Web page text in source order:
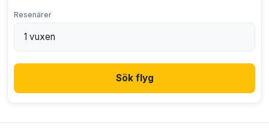
Resenärer
Sök flyg